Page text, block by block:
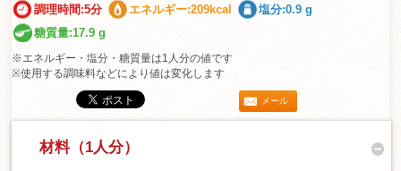
調理時間:5分 エネルギー:209kcal
塩分:0.9 g
糖質量:17.9 g
※エネルギー・塩分・糖質量は1人分の値です
※使用する調味料などにより値は変化します
メール
材料（1人分）